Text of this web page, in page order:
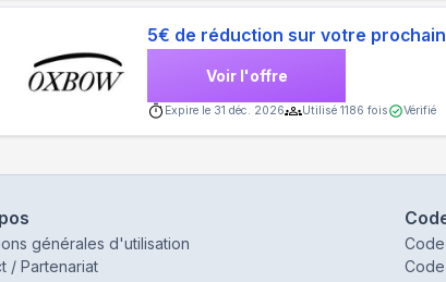
5€ de réduction sur votre
Voir l'offre
Expire le 31 déc. 2026 Utilisé1186 fois Vérifié
générales d'utilisation
/ Partenariat